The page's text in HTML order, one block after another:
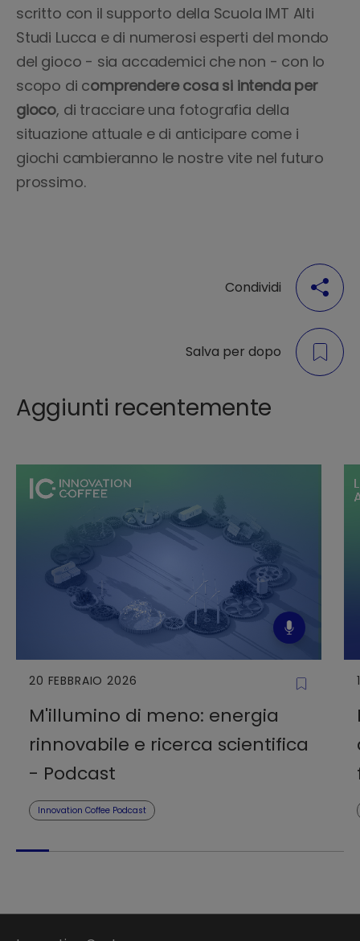
scritto con il supporto della Scuola IMT Alti
Studi Lucca e di numerosi esperti del mondo
del gioco - sia accademici che non - con lo
scopo di comprendere cosa si intenda per
gioco, di tracciare una fotografia della
situazione attuale e di anticipare come i
giochi cambieranno le nostre vite nel futuro
prossimo.
Condividi
Salva per dopo
Aggiunti recentemente
20 FEBBRAIO 2026
M'illumino di meno: energia
rinnovabile e ricerca scientifica
- Podcast
Innovation Coffee Podcast